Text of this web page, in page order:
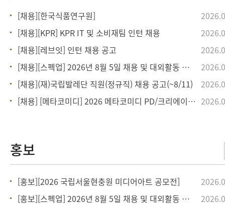
[채용][한국식품연구원]
[채용][KPR] KPR IT 및 소비재팀 인턴 채용
[채용][레브잇] 인턴 채용 공고
[채용][스펙업] 2026년 8월 5일 채용 및 대외활동 정보
[채용](재)국립발레단 직원(정규직) 채용 공고(~8/11)
[채용] [메타코미디] 2026 메타코미디 PD/크리에이티브 인턴십 채용
[홍보][2026 국립서울현충원 미디어아트 공모전]
[홍보][스펙업] 2026년 8월 5일 채용 및 대외활동 정보